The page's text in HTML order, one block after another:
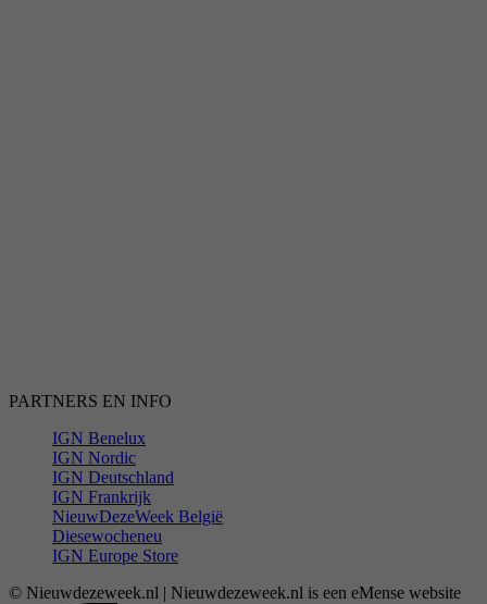
PARTNERS EN INFO
IGN Benelux
IGN Nordic
IGN Deutschland
IGN Frankrijk
NieuwDezeWeek België
Diesewocheneu
IGN Europe Store
© Nieuwdezeweek.nl | Nieuwdezeweek.nl is een eMense website